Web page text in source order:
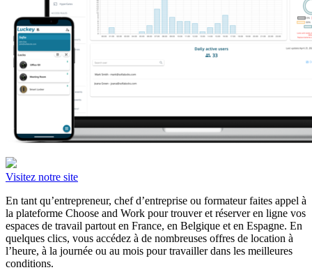
Visitez notre site
En tant qu’entrepreneur, chef d’entreprise ou formateur faites appel à
la plateforme Choose and Work pour trouver et réserver en ligne vos
espaces de travail partout en France, en Belgique et en Espagne. En
quelques clics, vous accédez à de nombreuses offres de location à
l’heure, à la journée ou au mois pour travailler dans les meilleures
conditions.